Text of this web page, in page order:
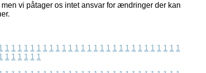
vi påtager os intet ansvar for ændringer der kan
1 1 1 1 1 1 1 1 1 1 1 1 1 1 1 1 1 1 1 1 1 1 1 1 1 1 1 1
1 1 1 1 1 1